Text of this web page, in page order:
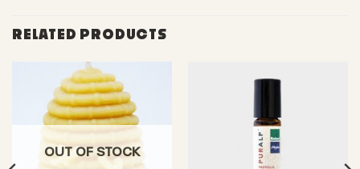
RELATED PRODUCTS
OUT OF STOCK